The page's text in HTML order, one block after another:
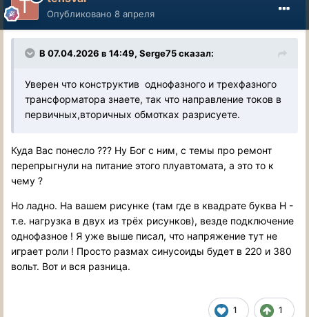
Опубликовано 8 апреля
В 07.04.2026 в 14:49, Serge75сказал:
Уверен что конструктив однофазного и трехфазного
трансформатора знаете, так что направление токов в
первичных,вторичных обмотках разрисуете.
Куда Вас понесло ??? Ну Бог с ним, с темы про ремонт
перепрыгнули на питание этого плуавтомата, а это то к
чему ?
Но ладно. На вашем рисунке (там где в квадрате буква Н -
т.е. нагрузка в двух из трёх рисунков), везде подключение
однофазное ! Я уже выше писал, что напряжение тут не
играет роли ! Просто размах синусоиды будет в 220 и 380
вольт. Вот и вся разница.
1 1